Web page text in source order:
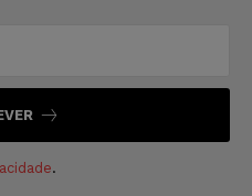
.